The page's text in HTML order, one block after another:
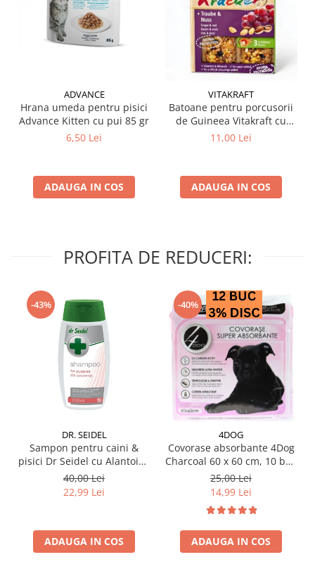
ADVANCE
Hrana umeda pentru pisici
Advance Kitten cu pui 85 gr
6,50 Lei
ADAUGA IN COS
VITAKRAFT
Batoane pentru porcusorii
de Guineea Vitakraft cu
struguri & nuci 2 buc
11,00 Lei
ADAUGA IN COS
PROFITA DE REDUCERI:
-43%
DR. SEIDEL
Sampon pentru caini &
pisici Dr Seidel cu Alantoina
220 ml
40,00 Lei
22,99 Lei
ADAUGA IN COS
-40%
4DOG
Covorase absorbante 4Dog
Charcoal 60 x 60 cm, 10 buc
/ pachet
25,00 Lei
14,99 Lei
ADAUGA IN COS